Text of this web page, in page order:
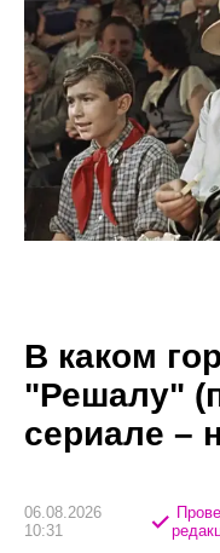
В каком
"Решалу"
сериале –
06.08.2026
10:31